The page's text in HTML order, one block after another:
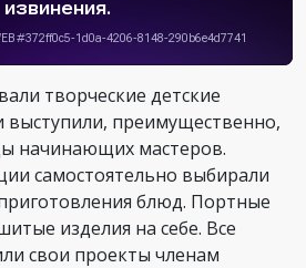
творческие детские
выступили, преимущественно,
начинающих мастеров.
самостоятельно выбирали
блюд. Портные
изделия на себе. Все
свои проекты членам